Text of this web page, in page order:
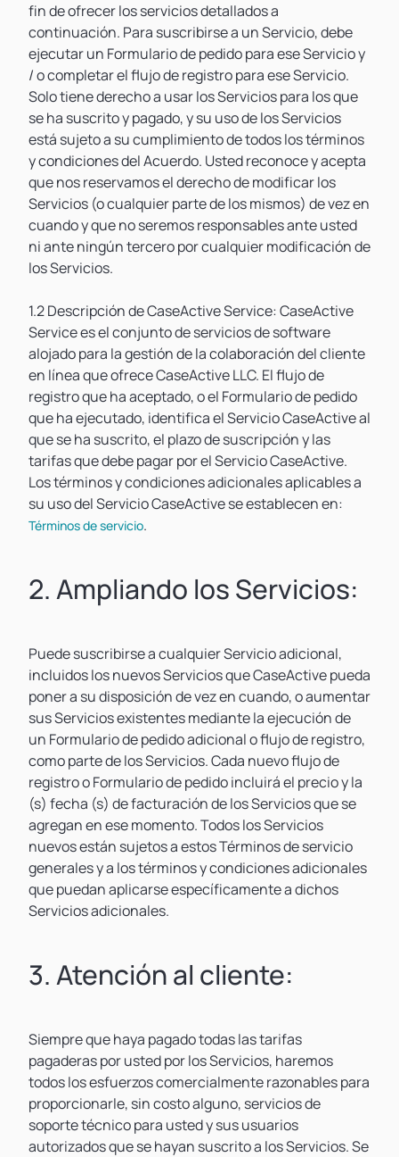
fin de ofrecer los servicios detallados a
continuación. Para suscribirse a un Servicio, debe
ejecutar un Formulario de pedido para ese Servicio y
/ o completar el flujo de registro para ese Servicio.
Solo tiene derecho a usar los Servicios para los que
se ha suscrito y pagado, y su uso de los Servicios
está sujeto a su cumplimiento de todos los términos
y condiciones del Acuerdo. Usted reconoce y acepta
que nos reservamos el derecho de modificar los
Servicios (o cualquier parte de los mismos) de vez en
cuando y que no seremos responsables ante usted
ni ante ningún tercero por cualquier modificación de
los Servicios.
1.2 Descripción de CaseActive Service: CaseActive
Service es el conjunto de servicios de software
alojado para la gestión de la colaboración del cliente
en línea que ofrece CaseActive LLC. El flujo de
registro que ha aceptado, o el Formulario de pedido
que ha ejecutado, identifica el Servicio CaseActive al
que se ha suscrito, el plazo de suscripción y las
tarifas que debe pagar por el Servicio CaseActive.
Los términos y condiciones adicionales aplicables a
su uso del Servicio CaseActive se establecen en:
Términos de servicio.
2. Ampliando los Servicios:
Puede suscribirse a cualquier Servicio adicional,
incluidos los nuevos Servicios que CaseActive pueda
poner a su disposición de vez en cuando, o aumentar
sus Servicios existentes mediante la ejecución de
un Formulario de pedido adicional o flujo de registro,
como parte de los Servicios. Cada nuevo flujo de
registro o Formulario de pedido incluirá el precio y la
(s) fecha (s) de facturación de los Servicios que se
agregan en ese momento. Todos los Servicios
nuevos están sujetos a estos Términos de servicio
generales y a los términos y condiciones adicionales
que puedan aplicarse específicamente a dichos
Servicios adicionales.
3. Atención al cliente:
Siempre que haya pagado todas las tarifas
pagaderas por usted por los Servicios, haremos
todos los esfuerzos comercialmente razonables para
proporcionarle, sin costo alguno, servicios de
soporte técnico para usted y sus usuarios
autorizados que se hayan suscrito a los Servicios. Se